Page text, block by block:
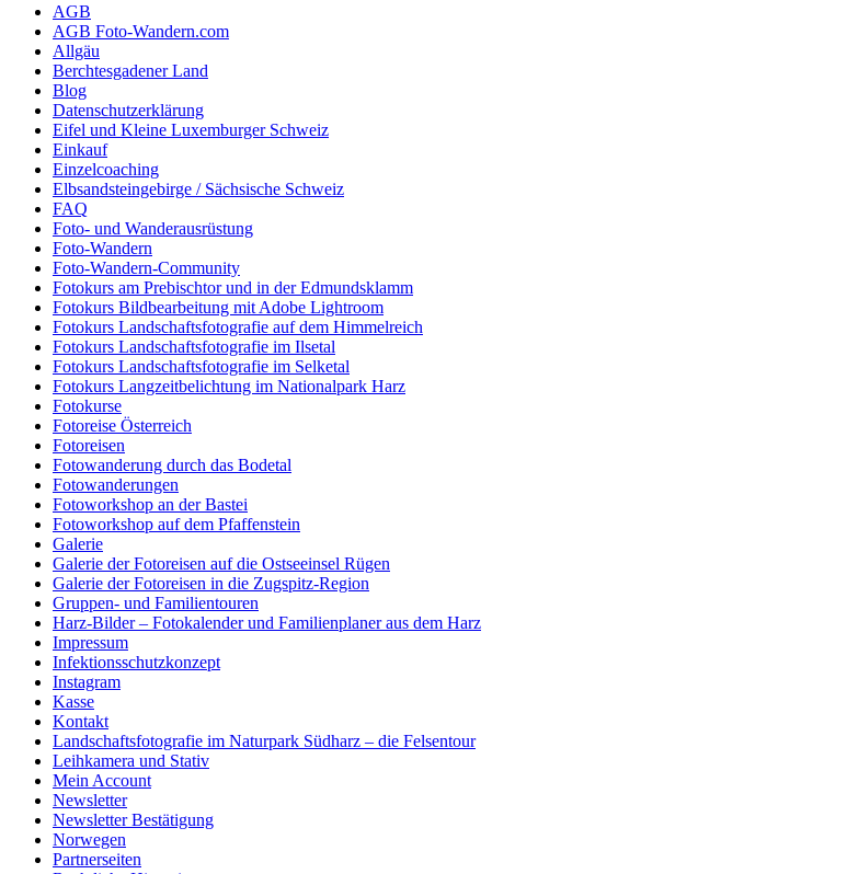
AGB
AGB Foto-Wandern.com
Allgäu
Berchtesgadener Land
Blog
Datenschutzerklärung
Eifel und Kleine Luxemburger Schweiz
Einkauf
Einzelcoaching
Elbsandsteingebirge / Sächsische Schweiz
FAQ
Foto- und Wanderausrüstung
Foto-Wandern
Foto-Wandern-Community
Fotokurs am Prebischtor und in der Edmundsklamm
Fotokurs Bildbearbeitung mit Adobe Lightroom
Fotokurs Landschaftsfotografie auf dem Himmelreich
Fotokurs Landschaftsfotografie im Ilsetal
Fotokurs Landschaftsfotografie im Selketal
Fotokurs Langzeitbelichtung im Nationalpark Harz
Fotokurse
Fotoreise Österreich
Fotoreisen
Fotowanderung durch das Bodetal
Fotowanderungen
Fotoworkshop an der Bastei
Fotoworkshop auf dem Pfaffenstein
Galerie
Galerie der Fotoreisen auf die Ostseeinsel Rügen
Galerie der Fotoreisen in die Zugspitz-Region
Gruppen- und Familientouren
Harz-Bilder – Fotokalender und Familienplaner aus dem Harz
Impressum
Infektionsschutzkonzept
Instagram
Kasse
Kontakt
Landschaftsfotografie im Naturpark Südharz – die Felsentour
Leihkamera und Stativ
Mein Account
Newsletter
Newsletter Bestätigung
Norwegen
Partnerseiten